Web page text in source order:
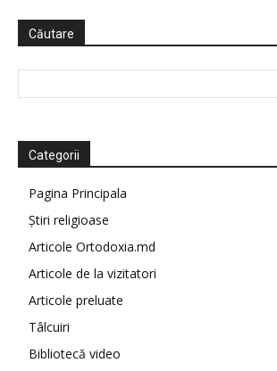
Căutare
Categorii
Pagina Principala
Știri religioase
Articole Ortodoxia.md
Articole de la vizitatori
Articole preluate
Tâlcuiri
Bibliotecă video